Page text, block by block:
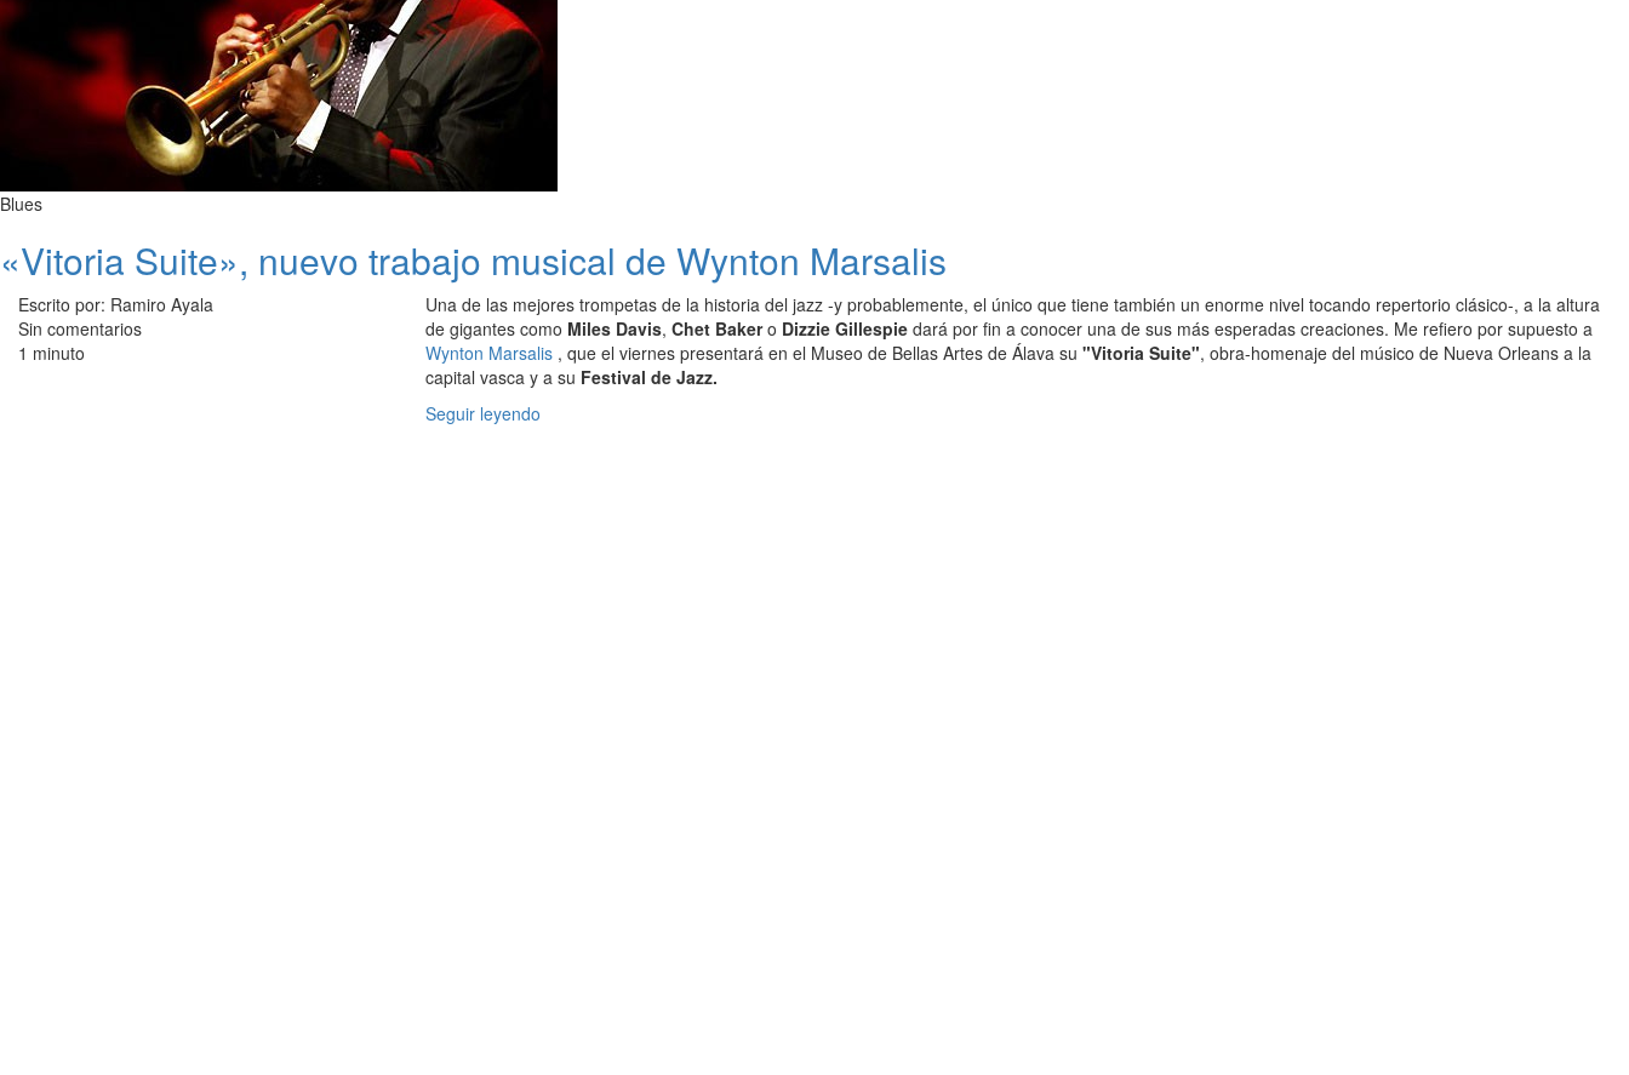
Blues
«Vitoria Suite», nuevo trabajo musical de Wynton Marsalis
Escrito por: Ramiro Ayala
Sin comentarios
1 minuto
Una de las mejores trompetas de la historia del jazz -y probablemente, el único que tiene también un enorme nivel tocando repertorio clásico-, a la altura
de gigantes como Miles Davis, Chet Bakero Dizzie Gillespie dará por fin a conocer una de sus más esperadas creaciones. Me refiero por supuesto a
Wynton Marsalis , que el viernes presentará en el Museo de Bellas Artes de Álava su "Vitoria Suite", obra-homenaje del músico de Nueva Orleans a la
capital vasca y a su Festival de Jazz.
Seguir leyendo